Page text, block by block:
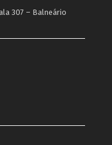
307 – Balneário